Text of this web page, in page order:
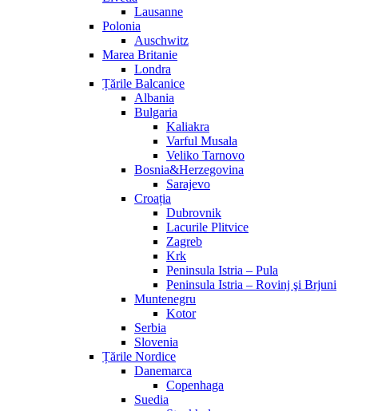
Lausanne
Polonia
Auschwitz
Marea Britanie
Londra
Țările Balcanice
Albania
Bulgaria
Kaliakra
Varful Musala
Veliko Tarnovo
Bosnia&Herzegovina
Sarajevo
Croația
Dubrovnik
Lacurile Plitvice
Zagreb
Krk
Peninsula Istria – Pula
Peninsula Istria – Rovinj şi Brjuni
Muntenegru
Kotor
Serbia
Slovenia
Țările Nordice
Danemarca
Copenhaga
Suedia